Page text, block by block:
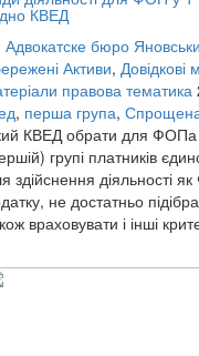
КВЕД
Адвокатске бюро
Активи, Довідкові
правова тематика
, перша група,
КВЕД обрати для ФОПа
групі платників
здійснення діяльності
не достатньо
враховувати і інші